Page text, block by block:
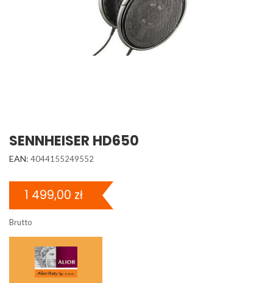
SENNHEISER HD650
EAN: 4044155249552
1 499,00 zł
Brutto